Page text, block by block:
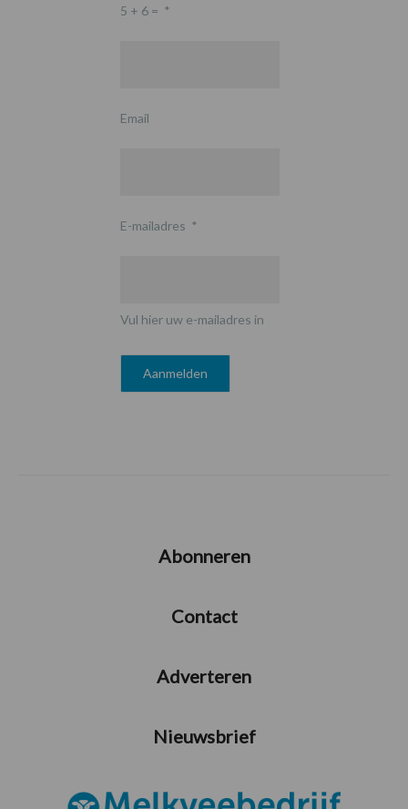
5 + 6 = *
Email
E-mailadres *
Vul hier uw e-mailadres in
Abonneren
Contact
Adverteren
Nieuwsbrief